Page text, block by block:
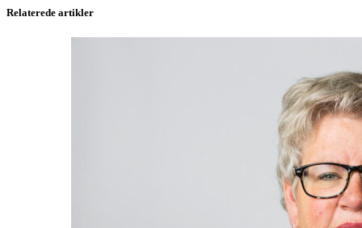
Relaterede artikler